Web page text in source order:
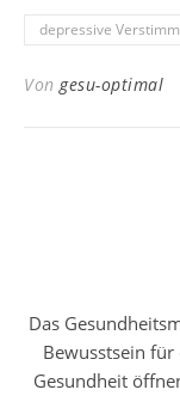
depressive
Vongesu-optimal
Das
Bewusstsein
Gesundheit